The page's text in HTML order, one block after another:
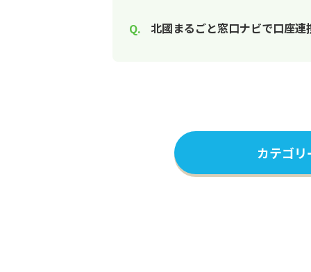
北國まるごと窓口ナビで口座
カテゴ